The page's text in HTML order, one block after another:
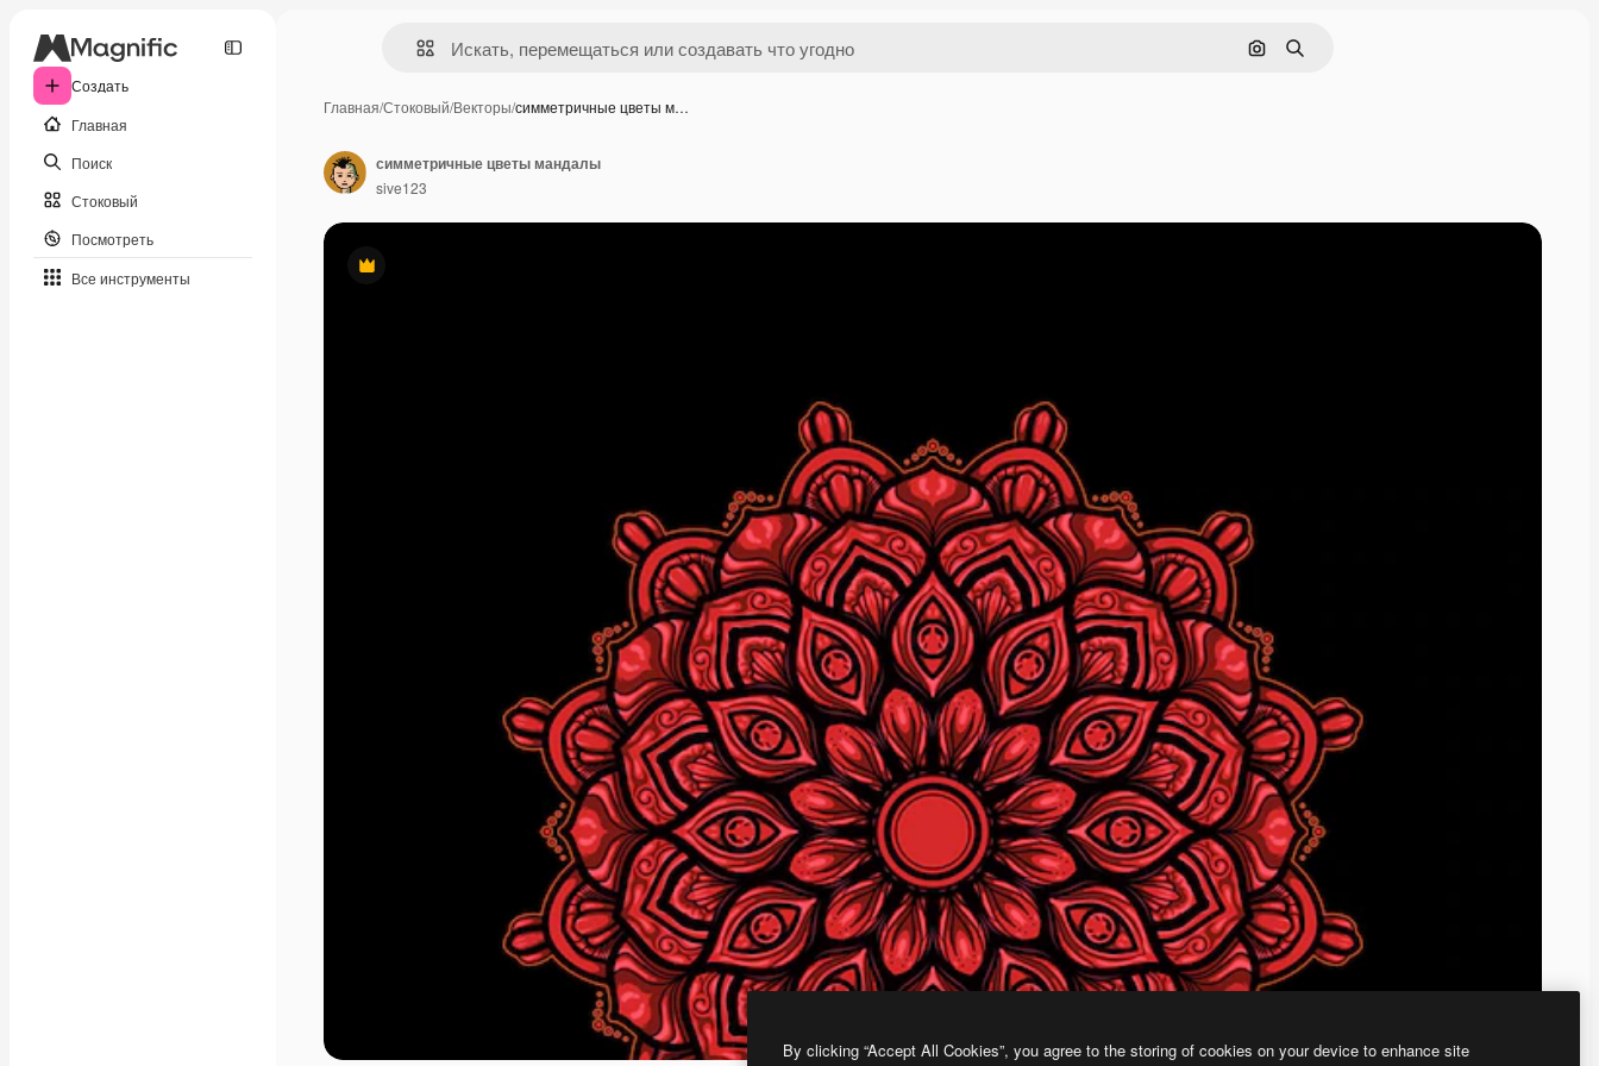
Создать
Главная
Поиск
Стоковый
Посмотреть
Все инструменты
Поиск по изображению
Поиск
Главная/Стоковый/Векторы/симметричные цветы м…
Премиум
симметричные цветы мандалы
sive123
By clicking “Accept All Cookies”, you agree to the storing of cookies on your device to enhance site